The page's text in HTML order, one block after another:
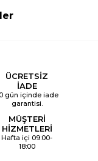
ÜCRETSİZ
İADE
gün içinde iade
garantisi.
MÜŞTERİ
HİZMETLERİ
Hafta içi 09:00-
18:00